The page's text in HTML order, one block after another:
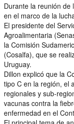
Durante la reunión de
en el marco de la
El presidente del
Agroalimentaria
la Comisión
(Cosalfa), que se
Uruguay.
Dillon explicó que la
tipo C en la región, el
regionales y sub-
vacunas contra la
enfermedad en el